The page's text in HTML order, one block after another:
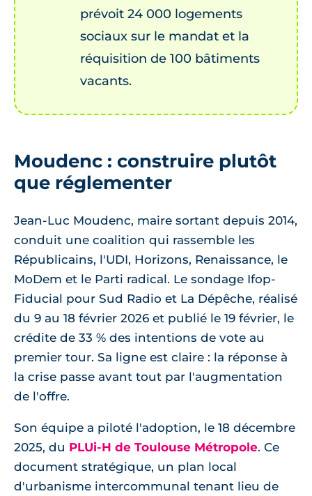
prévoit 24 000 logements
sociaux sur le mandat et la
réquisition de 100 bâtiments
vacants.
Moudenc : construire plutôt
que réglementer
Jean-Luc Moudenc, maire sortant depuis 2014,
conduit une coalition qui rassemble les
Républicains, l'UDI, Horizons, Renaissance, le
MoDem et le Parti radical. Le sondage Ifop-
Fiducial pour Sud Radio et La Dépêche, réalisé
du 9 au 18 février 2026 et publié le 19 février, le
crédite de 33 % des intentions de vote au
premier tour. Sa ligne est claire : la réponse à
la crise passe avant tout par l'augmentation
de l'offre.
Son équipe a piloté l'adoption, le 18 décembre
2025, du PLUi-H de Toulouse Métropole. Ce
document stratégique, un plan local
d'urbanisme intercommunal tenant lieu de